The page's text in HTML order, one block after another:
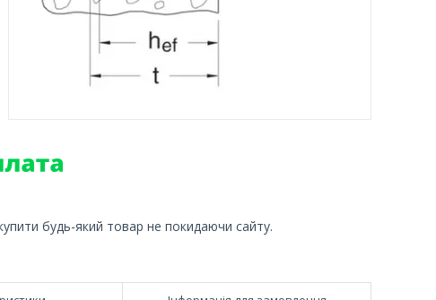
будь-який товар не покидаючи сайту.